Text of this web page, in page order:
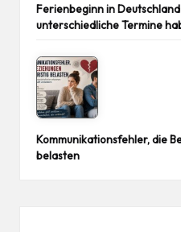
Ferienbeginn in
unterschiedliche Termine
Kommunikationsfehler, die
belasten